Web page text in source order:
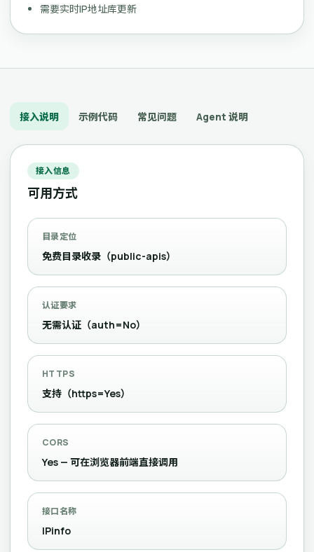
需要实时IP地址库更新
接入说明 示例代码 常见问题 Agent 说明
接入信息
可用方式
目录定位
免费目录收录（public-apis）
认证要求
无需认证（auth=No）
HTTPS
支持（https=Yes）
CORS
Yes — 可在浏览器前端直接调用
接口名称
IPinfo